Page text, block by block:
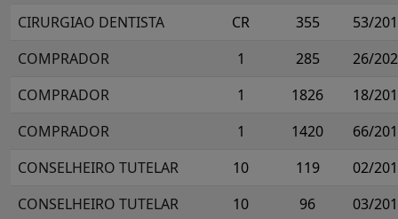
CIRURGIAO DENTISTA
CR 355
53/
COMPRADOR
1 285
26/
COMPRADOR
1 1826
18/
COMPRADOR
1 1420
66/
CONSELHEIRO TUTELAR
10 119
02/
CONSELHEIRO TUTELAR
10 96
03/